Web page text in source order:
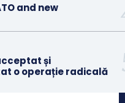
and new
și
o operație radicală